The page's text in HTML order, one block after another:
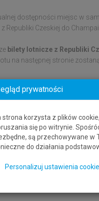
dostępności miejsc w
Republiki Czeskiej do
bilety lotnicze z Republiki
na następnej stronie
prywatności
strona korzysta z plików
się po witrynie.
są przechowywane w
do działania
Personalizuj ustawienia